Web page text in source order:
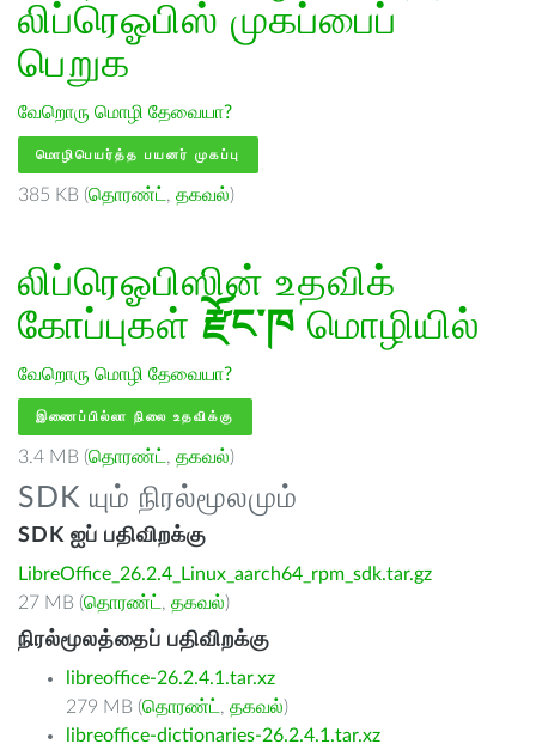
லிப்ரெஓபிஸ் முகப்பைப்
பெறுக
வேறொரு மொழி தேவையா?
மொழிபெயர்த்த பயனர் முகப்பு
385 KB (தொரண்ட் , தகவல்)
லிப்ரெஓபிஸின் உதவிக்
கோப்புகள் རྫོང་ཁ மொழியில்
வேறொரு மொழி தேவையா?
இணைப்பில்லா நிலை உதவிக்கு
3.4 MB (தொரண்ட் , தகவல்)
SDK யும் நிரல்மூலமும்
SDK ஐப் பதிவிறக்கு
LibreOffice_26.2.4_Linux_aarch64_rpm_sdk.tar.gz
27 MB (தொரண்ட் , தகவல்)
நிரல்மூலத்தைப் பதிவிறக்கு
libreoffice-26.2.4.1.tar.xz
279 MB (தொரண்ட் , தகவல்)
libreoffice-dictionaries-26.2.4.1.tar.xz